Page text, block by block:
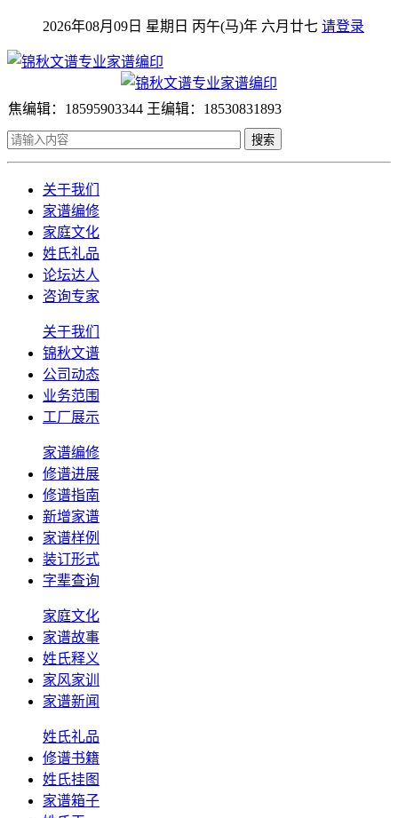
2026年08月09日 星期日 丙午(马)年 六月廿七 请登录
焦编辑：18595903344 王编辑：18530831893
搜索
关于我们
家谱编修
家庭文化
姓氏礼品
论坛达人
咨询专家
关于我们
锦秋文谱
公司动态
业务范围
工厂展示
家谱编修
修谱进展
修谱指南
新增家谱
家谱样例
装订形式
字辈查询
家庭文化
家谱故事
姓氏释义
家风家训
家谱新闻
姓氏礼品
修谱书籍
姓氏挂图
家谱箱子